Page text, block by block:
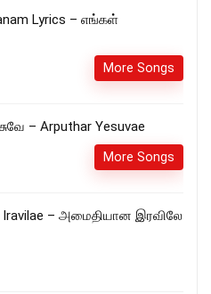
Lyrics – எங்கள்
More Songs
– Arputhar Yesuvae
More Songs
Iravilae – அமைதியான இரவிலே